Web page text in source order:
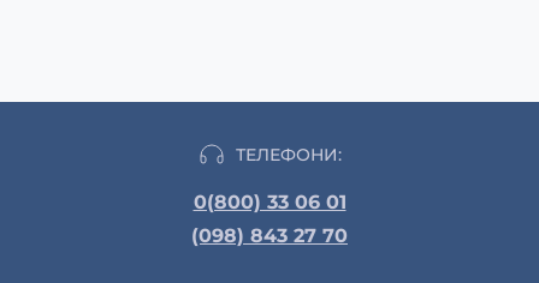
ТЕЛЕФОНИ:
0(800) 33 06 01
(098) 843 27 70